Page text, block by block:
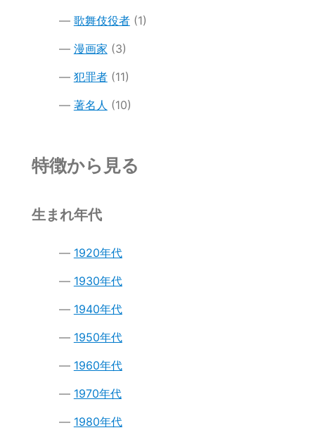
歌舞伎役者(1)
漫画家 (3)
犯罪者(11)
著名人 (10)
特徴から見る
生まれ年代
1920年代
1930年代
1940年代
1950年代
1960年代
1970年代
1980年代